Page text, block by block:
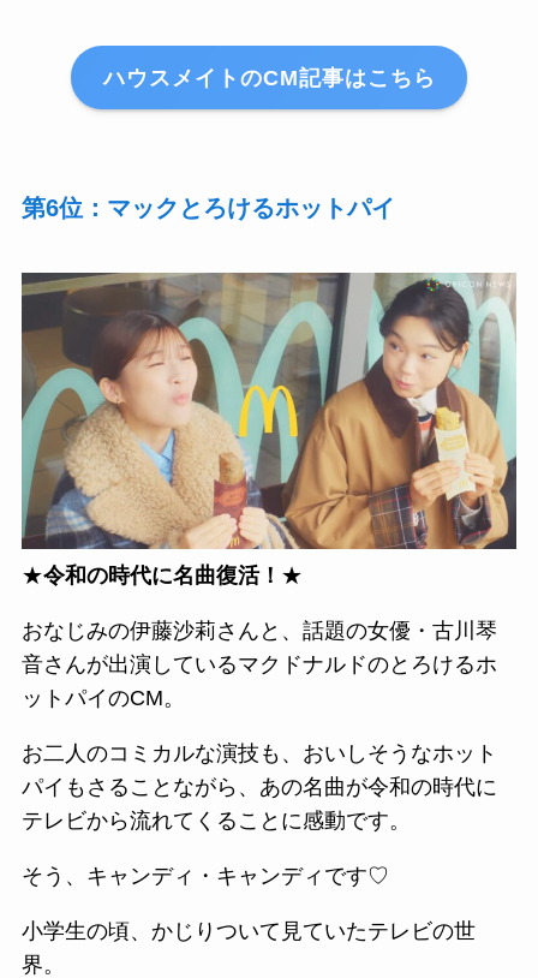
ハウスメイトのCM記事はこちら
第6位：マックとろけるホットパイ
★令和の時代に名曲復活！ ★
おなじみの伊藤沙莉さんと、話題の女優・古川琴
音さんが出演しているマクドナルドのとろけるホ
ットパイのCM。
お二人のコミカルな演技も、おいしそうなホット
パイもさることながら、あの名曲が令和の時代に
テレビから流れてくることに感動です。
そう、キャンディ・キャンディです♡
小学生の頃、かじりついて見ていたテレビの世
界。